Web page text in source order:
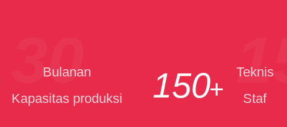
Bulanan
Kapasitas produksi
30 150+
Teknis
Staf